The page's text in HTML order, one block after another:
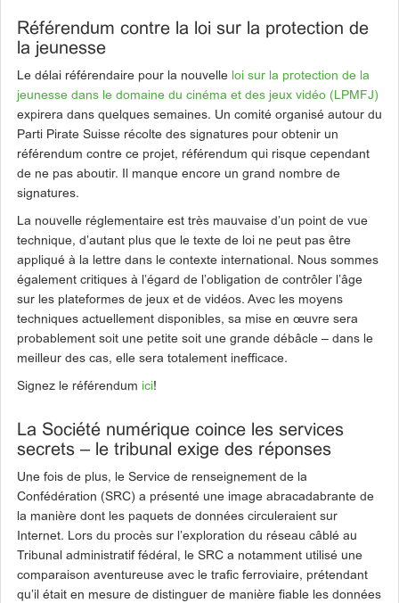
Référendum contre la loi sur la protection de
la jeunesse
Le délai référendaire pour la nouvelle loi sur la protection de la
jeunesse dans le domaine du cinéma et des jeux vidéo (LPMFJ)
expirera dans quelques semaines. Un comité organisé autour du
Parti Pirate Suisse récolte des signatures pour obtenir un
référendum contre ce projet, référendum qui risque cependant
de ne pas aboutir. Il manque encore un grand nombre de
signatures.
La nouvelle réglementaire est très mauvaise d’un point de vue
technique, d’autant plus que le texte de loi ne peut pas être
appliqué à la lettre dans le contexte international. Nous sommes
également critiques à l’égard de l’obligation de contrôler l’âge
sur les plateformes de jeux et de vidéos. Avec les moyens
techniques actuellement disponibles, sa mise en œuvre sera
probablement soit une petite soit une grande débâcle – dans le
meilleur des cas, elle sera totalement inefficace.
Signez le référendum ici!
La Société numérique coince les services
secrets – le tribunal exige des réponses
Une fois de plus, le Service de renseignement de la
Confédération (SRC) a présenté une image abracadabrante de
la manière dont les paquets de données circuleraient sur
Internet. Lors du procès sur l’exploration du réseau câblé au
Tribunal administratif fédéral, le SRC a notamment utilisé une
comparaison aventureuse avec le trafic ferroviaire, prétendant
qu’il était en mesure de distinguer de manière fiable les données